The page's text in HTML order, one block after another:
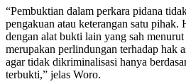
“Pembuktian dalam perkara pidana
pengakuan atau keterangan satu pihak.
dengan alat bukti lain yang sah
merupakan perlindungan terhadap hak
agar tidak dikriminalisasi hanya
terbukti,” jelas Woro.